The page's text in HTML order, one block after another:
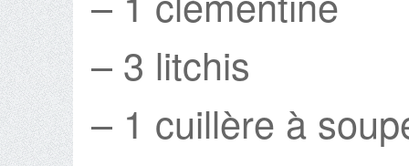
– 3 litchis
– 1 cuillère à